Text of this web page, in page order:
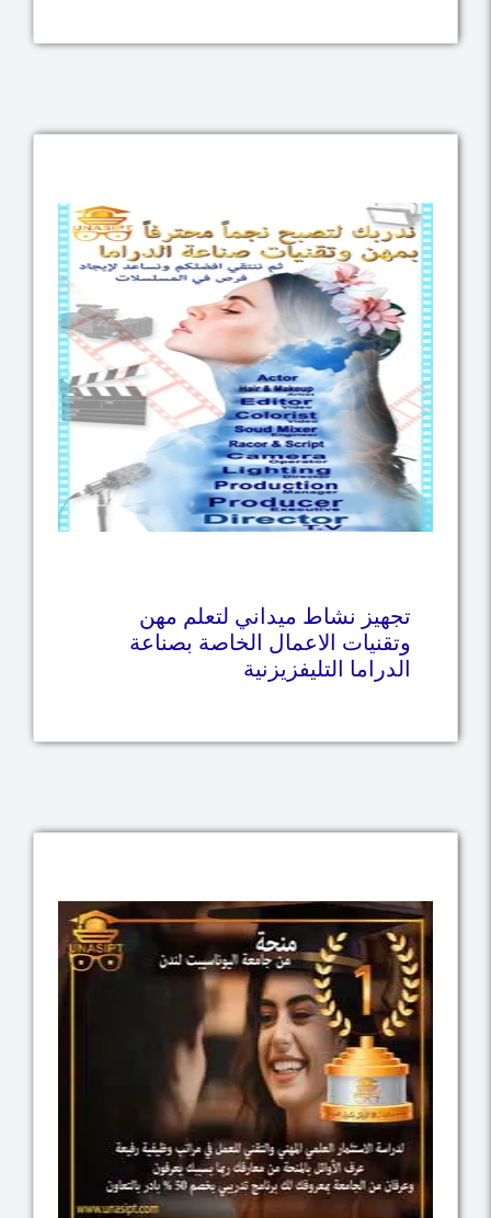
تجهيز نشاط ميداني لتعلم مهن
وتقنيات الاعمال الخاصة بصناعة
الدراما التليفزيزنية